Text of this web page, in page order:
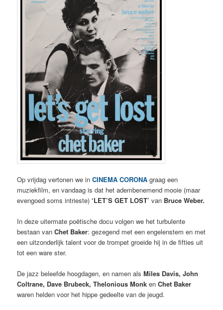
Op vrijdag vertonen we inCINEMA CORONA graag een
muziekfilm, en vandaag is dat het adembenemend mooie (maar
evengoed soms intrieste)‘LET’S GET LOST’van Bruce Weber.
In deze uitermate poëtische docu volgen we het turbulente
bestaan vanChet Baker: gezegend met een engelenstem en met
een uitzonderlijk talent voor de trompet groeide hij in de fifties uit
tot een ware ster.
De jazz beleefde hoogdagen, en namen alsMiles Davis, John
Coltrane, Dave Brubeck, Thelonious Monk enChet Baker
waren helden voor het hippe gedeelte van de jeugd.